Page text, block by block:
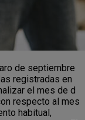
de septiembre
registradas en
el mes de d
respecto al mes
habitual,